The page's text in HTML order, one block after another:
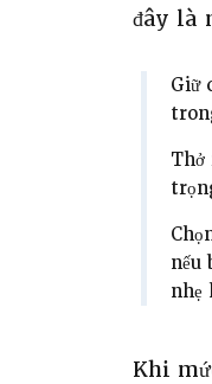
đây là
Giữ
Thở
nếu
nhẹ
Khi